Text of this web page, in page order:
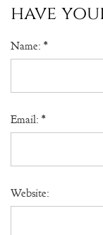
have
Name: *
Email: *
Website: